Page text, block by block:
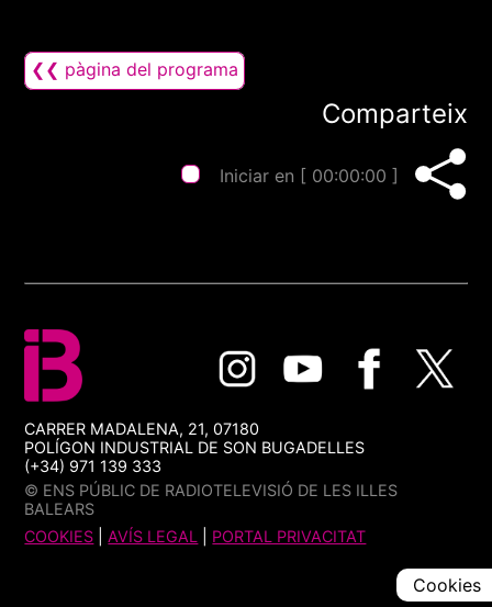
❮❮ pàgina del programa
Comparteix
Iniciar en [ 00:00:00 ]
CARRER MADALENA, 21, 07180
POLÍGON INDUSTRIAL DE SON BUGADELLES
(+34) 971 139 333
© ENS PÚBLIC DE RADIOTELEVISIÓ DE LES ILLES
BALEARS
COOKIES |AVÍS LEGAL PORTAL PRIVACITAT
Cookies